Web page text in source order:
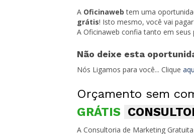
A Oficinaweb tem uma
grátis! Isto mesmo, você vai
A Oficinaweb confia tanto em
Não deixe esta
Nós Ligamos para você... Clique
Orçamento sem
GRÁTIS
A Consultoria de Marketing